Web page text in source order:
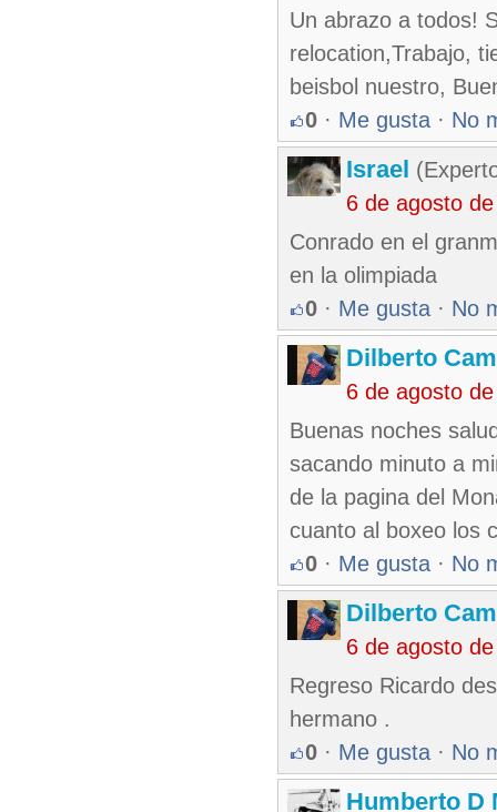
Un abrazo a todos!
relocation,Trabajo,
beisbol nuestro,
0 · Me gusta · No
Israel
6 de agosto
Conrado en el
en la olimpiada
0 · Me gusta · No
Dilberto
6 de agosto
Buenas noches
sacando minuto a
de la pagina del
cuanto al boxeo los
0 · Me gusta · No
Dilberto
6 de agosto
Regreso Ricardo
hermano .
0 · Me gusta · No
Humberto D